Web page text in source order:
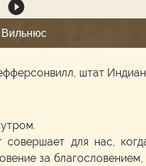
Вильнюс
штат
для нас,
за